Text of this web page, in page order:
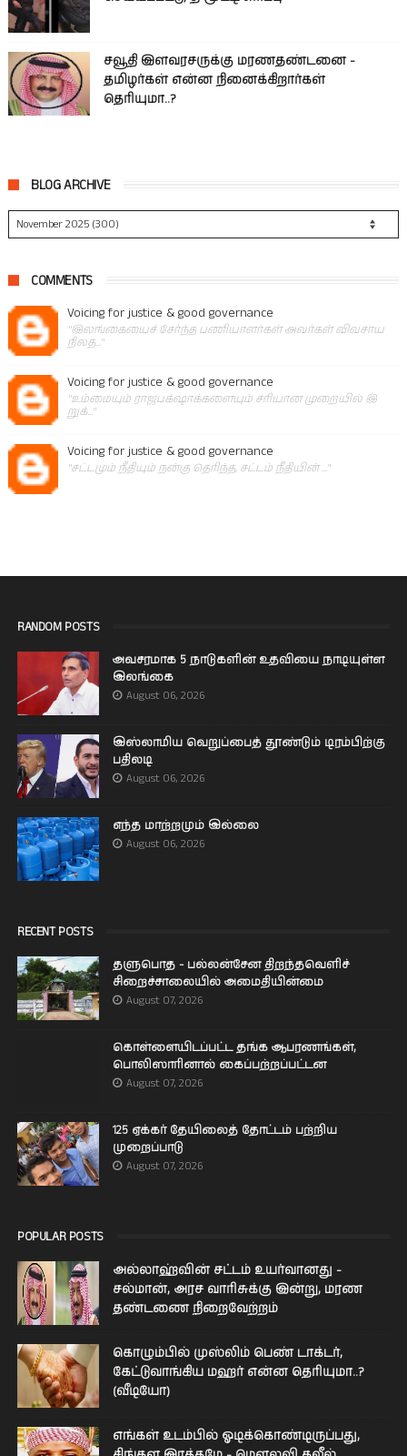
சவூதி இளவரசருக்கு மரணதண்டனை -
தமிழர்கள் என்ன நினைக்கிறார்கள்
தெரியுமா..?
BLOG ARCHIVE
COMMENTS
Voicing for justice & good governance
"இலங்கையைச் சேர்ந்த பணியாளர்கள் அவர்கள் விவசாய
நிலத..."
Voicing for justice & good governance
"உம்மையும் ராஜபக்‌ஷாக்களையும் சரியான முறையில் இ
றுக்..."
Voicing for justice & good governance
"சட்டமும் நீதியும் நன்கு தெரிந்த, சட்டம் நீதியின் ..."
RANDOM POSTS
அவசரமாக 5 நாடுகளின் உதவியை நாடியுள்ள
இலங்கை
August 06, 2026
இஸ்லாமிய வெறுப்பைத் தூண்டும் டிரம்பிற்கு
பதிலடி
August 06, 2026
எந்த மாற்றமும் இல்லை
August 06, 2026
RECENT POSTS
தளுபொத - பல்லன்சேன திறந்தவெளிச்
சிறைச்சாலையில் அமைதியின்மை
August 07, 2026
கொள்ளையிடப்பட்ட தங்க ஆபரணங்கள்,
பொலிஸாரினால் கைப்பற்றப்பட்டன
August 07, 2026
125 ஏக்கர் தேயிலைத் தோட்டம் பற்றிய
முறைப்பாடு
August 07, 2026
POPULAR POSTS
அல்லாஹ்வின் சட்டம் உயர்வானது -
சல்மான், அரச வாரிசுக்கு இன்று, மரண
தண்டணை நிறைவேற்றம்
கொழும்பில் முஸ்லிம் பெண் டாக்டர்,
கேட்டுவாங்கிய மஹர் என்ன தெரியுமா..?
(வீடியோ)
எங்கள் உடம்பில் ஓடிக்­கொண்­டி­ருப்­பது,